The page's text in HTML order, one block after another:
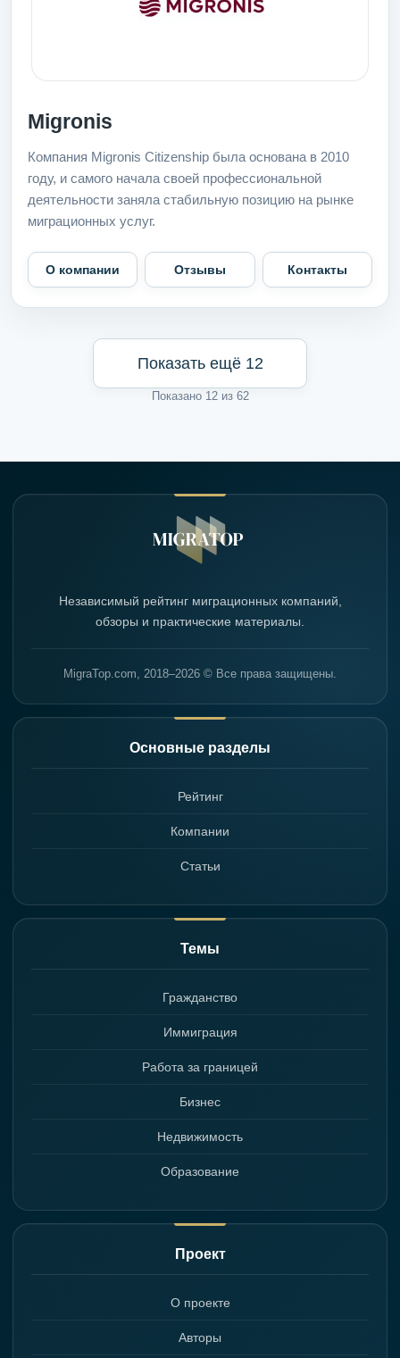
Migronis
Компания Migronis Citizenship была основана в 2010
году, и самого начала своей профессиональной
деятельности заняла стабильную позицию на рынке
миграционных услуг.
О компании Отзывы Контакты
Показать ещё 12
Показано 12 из 62
Независимый рейтинг миграционных компаний,
обзоры и практические материалы.
MigraTop.com, 2018–2026 © Все права защищены.
Основные разделы
Рейтинг
Компании
Статьи
Темы
Гражданство
Иммиграция
Работа за границей
Бизнес
Недвижимость
Образование
Проект
О проекте
Авторы